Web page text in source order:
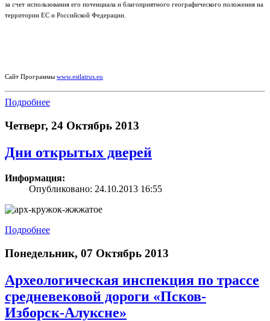
за счет использования его потенциала и благоприятного географического положения на
территории ЕС и Российской Федерации.
Сайт Программы www.estlatrus.eu
Подробнее
Четверг, 24 Октябрь 2013
Дни открытых дверей
Информация:
Опубликовано: 24.10.2013 16:55
Подробнее
Понедельник, 07 Октябрь 2013
Археологическая инспекция по трассе
средневековой дороги «Псков-
Изборск-Алуксне»